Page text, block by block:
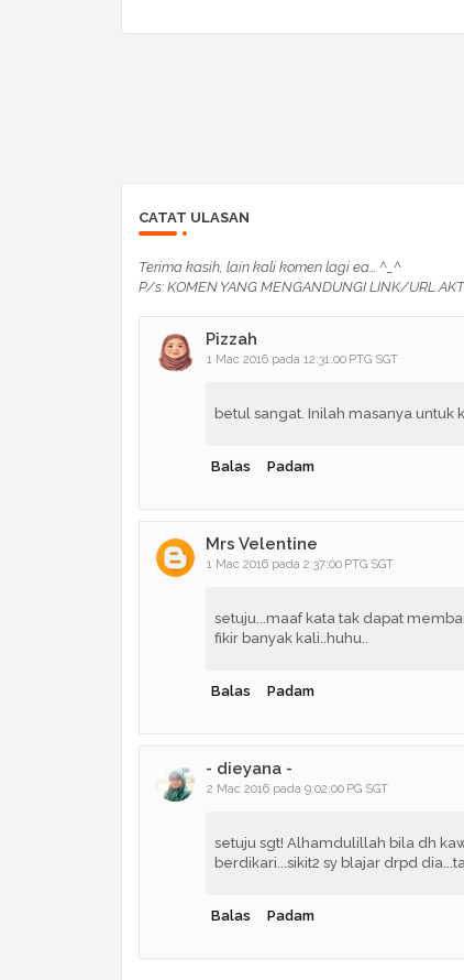
CATAT ULASAN
Terima kasih, lain kali komen lagi ea... ^_^
P/s: KOMEN YANG MENGANDUNGI LINK/URL
Pizzah
1 Mac 2016 pada 12:31:00 PTG SGT
betul sangat. Inilah masanya untuk
Balas Padam
Mrs Velentine
1 Mac 2016 pada 2:37:00 PTG SGT
setuju...maaf kata tak dapat
fikir banyak kali..huhu..
Balas Padam
- dieyana -
2 Mac 2016 pada 9:02:00 PG SGT
setuju sgt! Alhamdulillah bila dh
berdikari...sikit2 sy blajar drpd
Balas Padam